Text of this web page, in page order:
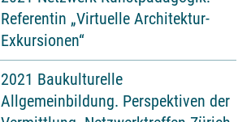
Referentin „Virtuelle Architektur-
Exkursionen“
2021 Baukulturelle
Allgemeinbildung. Perspektiven der